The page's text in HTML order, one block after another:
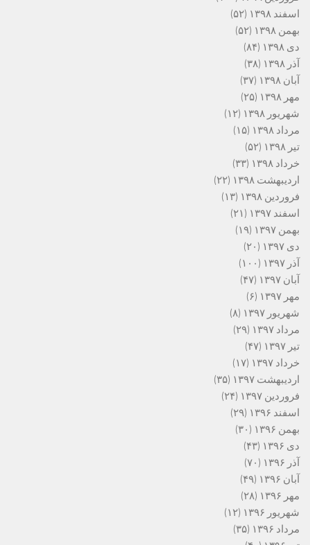
اسفند ۱۳۹۸
(۵۲)
بهمن ۱۳۹۸
(۵۲)
دی ۱۳۹۸
(۸۴)
آذر ۱۳۹۸
(۳۸)
آبان ۱۳۹۸
(۳۷)
مهر ۱۳۹۸
(۲۵)
شهریور ۱۳۹۸
(۱۲)
مرداد ۱۳۹۸
(۱۵)
تیر ۱۳۹۸
(۵۲)
خرداد ۱۳۹۸
(۳۳)
اردیبهشت ۱۳۹۸
(۲۲)
فروردین ۱۳۹۸
(۱۳)
اسفند ۱۳۹۷
(۲۱)
بهمن ۱۳۹۷
(۱۹)
دی ۱۳۹۷
(۲۰)
آذر ۱۳۹۷
(۱۰۰)
آبان ۱۳۹۷
(۴۷)
مهر ۱۳۹۷
(۶)
شهریور ۱۳۹۷
(۸)
مرداد ۱۳۹۷
(۲۹)
تیر ۱۳۹۷
(۴۷)
خرداد ۱۳۹۷
(۱۷)
اردیبهشت ۱۳۹۷
(۳۵)
فروردین ۱۳۹۷
(۲۴)
اسفند ۱۳۹۶
(۲۹)
بهمن ۱۳۹۶
(۳۰)
دی ۱۳۹۶
(۴۳)
آذر ۱۳۹۶
(۷۰)
آبان ۱۳۹۶
(۴۹)
مهر ۱۳۹۶
(۲۸)
شهریور ۱۳۹۶
(۱۲)
مرداد ۱۳۹۶
(۳۵)